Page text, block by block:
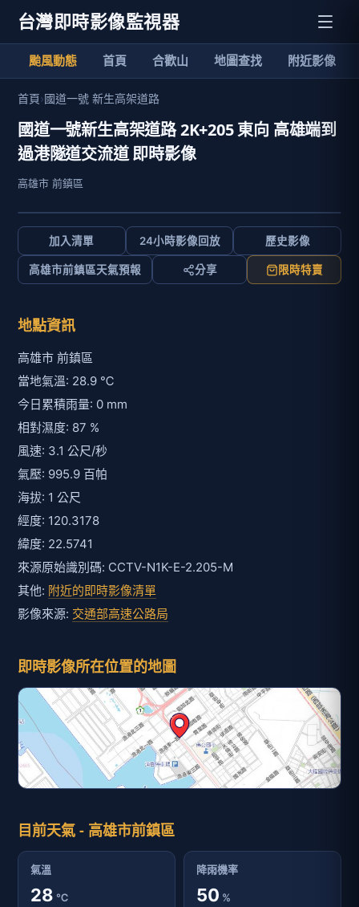
台灣即時影像監視器
颱風動態 首頁 合歡山 地圖查找 附近影像
首頁›國道一號 新生高架道路
國道一號新生高架道路 2K+205 東向 高雄端到
過港隧道交流道 即時影像
高雄市 前鎮區
加入清單 24小時影像回放 歷史影像
高雄市前鎮區天氣預報 分享 限時特賣
地點資訊
高雄市 前鎮區
當地氣溫: 28.9 ℃
今日累積雨量: 0 mm
相對濕度: 87 %
風速: 3.1 公尺/秒
氣壓: 995.9 百帕
海拔: 1 公尺
經度: 120.3178
緯度: 22.5741
來源原始識別碼: CCTV-N1K-E-2.205-M
其他: 附近的即時影像清單
影像來源: 交通部高速公路局
即時影像所在位置的地圖
目前天氣 - 高雄市前鎮區
氣溫
28 ℃
降雨機率
50 %